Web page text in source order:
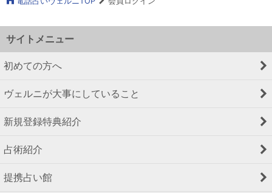
サイトメニュー
初めての方へ
ヴェルニが大事にしていること
新規登録特典紹介
占術紹介
提携占い館